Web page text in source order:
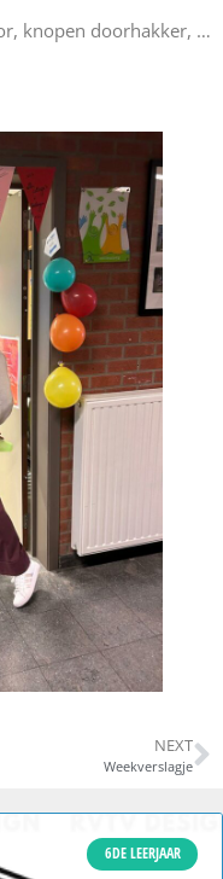
knopen doorhakker, …
NEXT
Weekverslagje
6DE LEERJAAR